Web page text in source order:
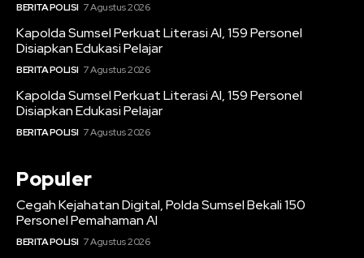
BERITA POLISI 7 Agustus 2026
Kapolda Sumsel Perkuat Literasi AI, 159 Personel
Disiapkan Edukasi Pelajar
BERITA POLISI 7 Agustus 2026
Kapolda Sumsel Perkuat Literasi AI, 159 Personel
Disiapkan Edukasi Pelajar
BERITA POLISI 7 Agustus 2026
Populer
Cegah Kejahatan Digital, Polda Sumsel Bekali 150
Personel Pemahaman AI
BERITA POLISI 7 Agustus 2026